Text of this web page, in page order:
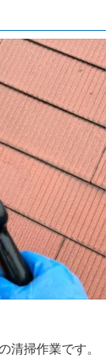
清掃作業です。